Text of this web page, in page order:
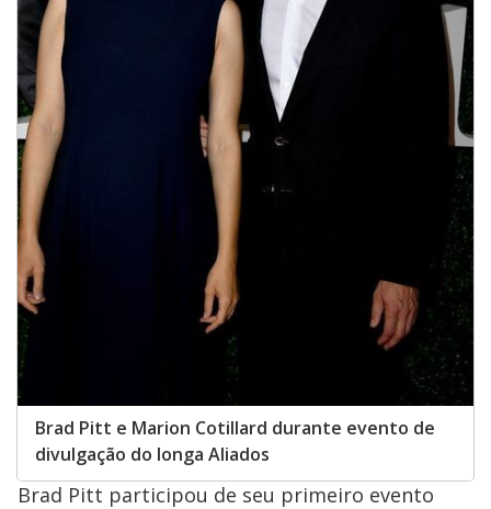
Brad Pitt e Marion Cotillard durante evento de
divulgação do longa Aliados
Brad Pitt participou de seu primeiro evento